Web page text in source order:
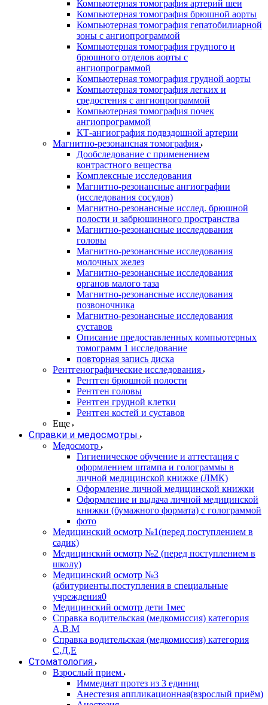
Компьютерная томография артерий шеи
Компьютерная томография брюшной аорты
Компьютерная томография гепатобилиарной
зоны с ангиопрограммой
Компьютерная томография грудного и
брюшного отделов аорты с
ангиопрограммой
Компьютерная томография грудной аорты
Компьютерная томография легких и
средостения с ангиопрограммой
Компьютерная томография почек
ангиопрограммой
КТ-ангиография подвздошной артерии
Магнитно-резонансная томография
Дообследование с применением
контрастного вещества
Комплексные исследования
Магнитно-резонансные ангиографии
(исследования сосудов)
Магнитно-резонансные исслед. брюшной
полости и забрюшинного пространства
Магнитно-резонансные исследования
головы
Магнитно-резонансные исследования
молочных желез
Магнитно-резонансные исследования
органов малого таза
Магнитно-резонансные исследования
позвоночника
Магнитно-резонансные исследования
суставов
Описание предоставленных компьютерных
томограмм 1 исследование
повторная запись диска
Рентгенографические исследования
Рентген брюшной полости
Рентген головы
Рентген грудной клетки
Рентген костей и суставов
Еще
Справки и медосмотры
Медосмотр
Гигиеническое обучение и аттестация с
оформлением штампа и голограммы в
личной медицинской книжке (ЛМК)
Оформление личной медицинской книжки
Оформление и выдача личной медицинской
книжки (бумажного формата) с голограммой
фото
Медицинский осмотр №1(перед поступлением в
садик)
Медицинский осмотр №2 (перед поступлением в
школу)
Медицинский осмотр №3
(абитуриенты.поступления в специальные
учреждения0
Медицинский осмотр дети 1мес
Справка водительская (медкомиссия) категория
А,В.М
Справка водительская (медкомиссия) категория
С,Д,Е
Стоматология
Взрослый прием
Иммедиат протез из 3 единиц
Анестезия аппликационная(взрослый приём)